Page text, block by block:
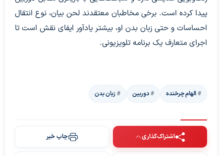
پیدا کرده است. برخی مخاطبان معتقدند لحن بیان، نوع انتقال
احساسات و حتی زبان بدن او، بیشتر یادآور ایفای نقش است تا
اجرای متعارف یک برنامه تلویزیونی.
الهام چرخنده دوربین زبان بدن
اشتراک‌گذاری چاپ خبر